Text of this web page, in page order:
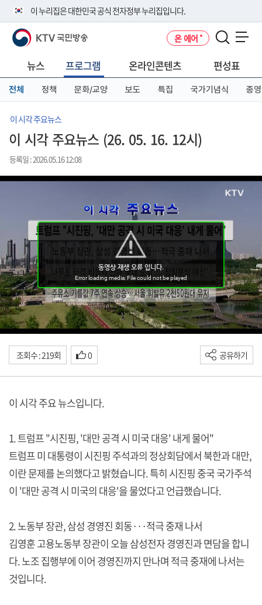
이 누리집은 대한민국 공식 전자정부 누리집입니다.
공식 누리집 주소 확인하기
니다.
이밖에 or.kr 또는 .kr등 다른 도메인 주소를 사용하고 있다면 아래 URL에
서 도메인 주소를 확인해 보세요
KTV 국민방송 온 에어
뉴스 프로그램 온라인콘텐츠 편성표
전체 정책 문화/교양 보도 특집 국가기념식 종영
이 시각 주요뉴스
이 시각 주요뉴스 (26. 05. 16. 12시)
등록일 : 2026.05.16 12:08
조회수 : 219회 0 공유하기
이 시각 주요 뉴스입니다.
1. 트럼프 "시진핑, '대만 공격 시 미국 대응' 내게 물어"
트럼프 미 대통령이 시진핑 주석과의 정상회담에서 북한과 대만,
이란 문제를 논의했다고 밝혔습니다. 특히 시진핑 중국 국가주석
이 '대만 공격 시 미국의 대응'을 물었다고 언급했습니다.
2. 노동부 장관, 삼성 경영진 회동···적극 중재 나서
김영훈 고용노동부 장관이 오늘 삼성전자 경영진과 면담을 합니
다. 노조 집행부에 이어 경영진까지 만나며 적극 중재에 나서는
것입니다.